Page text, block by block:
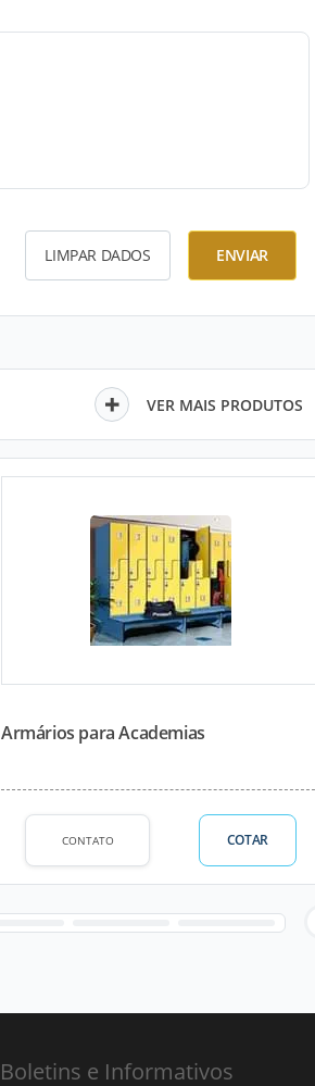
LIMPAR DADOS ENVIAR
VER MAIS PRODUTOS
Armários para Academias
CONTATO COTAR
Boletins e Informativos